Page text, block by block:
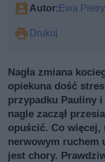
Autor:Ewa
Drukuj
Nagła zmiana
opiekuna dość
przypadku Pauliny
nagle zaczął
opuścić. Co więcej,
nerwowym ruchem
jest chory.